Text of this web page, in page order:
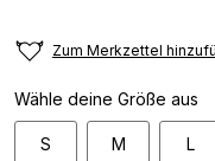
Zum Merkzettel
Wähle deine Größe aus
S M L